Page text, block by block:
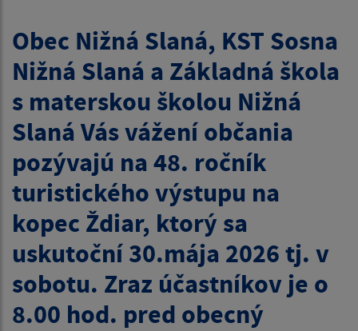
Obec Nižná Slaná, KST Sosna
Nižná Slaná a Základná škola
s materskou školou Nižná
Slaná Vás vážení občania
pozývajú na 48. ročník
turistického výstupu na
kopec Ždiar, ktorý sa
uskutoční 30.mája 2026 tj. v
sobotu. Zraz účastníkov je o
8.00 hod. pred obecný